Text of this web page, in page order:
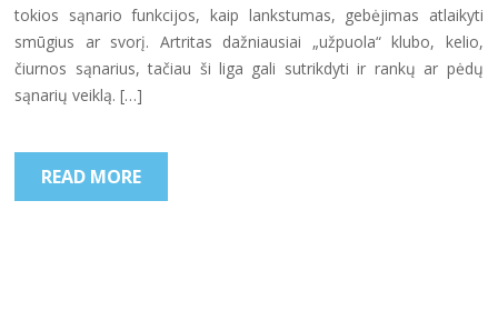
tokios sąnario funkcijos, kaip lankstumas, gebėjimas atlaikyti
smūgius ar svorį. Artritas dažniausiai „užpuola“ klubo, kelio,
čiurnos sąnarius, tačiau ši liga gali sutrikdyti ir rankų ar pėdų
sąnarių veiklą. […]
READ MORE